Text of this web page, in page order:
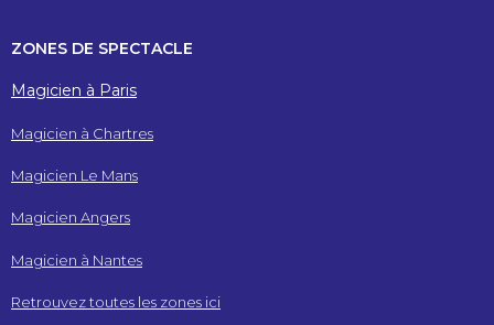
ZONES DE SPECTACLE
Magicien à Paris
Magicien à Chartres
Magicien Le Mans
Magicien Angers
Magicien à Nantes
Retrouvez toutes les zones ici